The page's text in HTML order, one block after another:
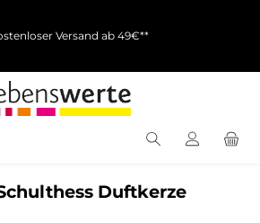
Versand ab 49€**
Duftkerze